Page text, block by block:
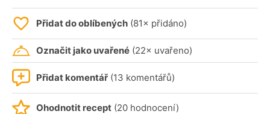
Přidat do oblíbených (81× přidáno)
Označit jako uvařené (22× uvařeno)
Přidat komentář (13 komentářů)
Ohodnotit recept (20 hodnocení)